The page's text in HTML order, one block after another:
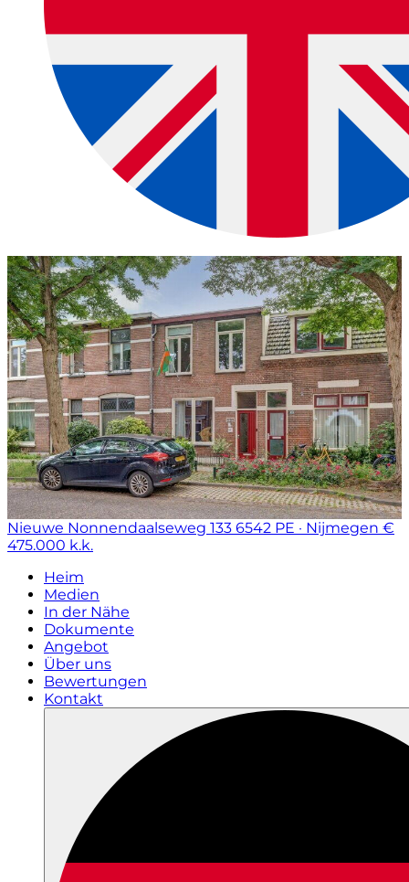
Nieuwe Nonnendaalseweg 133 6542 PE · Nijmegen €
475.000 k.k.
Heim
Medien
In der Nähe
Dokumente
Angebot
Über uns
Bewertungen
Kontakt